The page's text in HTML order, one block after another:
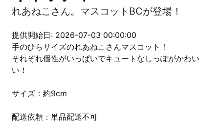
れあねこさん。マスコットBCが登場！
提供開始日: 2026-07-03 00:00:00
手のひらサイズのれあねこさんマスコット！
それぞれ個性がいっぱいでキュートなしっぽがかわい
い！
サイズ：約9cm
配送依頼：単品配送不可